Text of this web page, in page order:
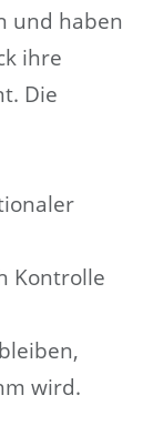
und haben
ihre
Die
Kontrolle
wird.